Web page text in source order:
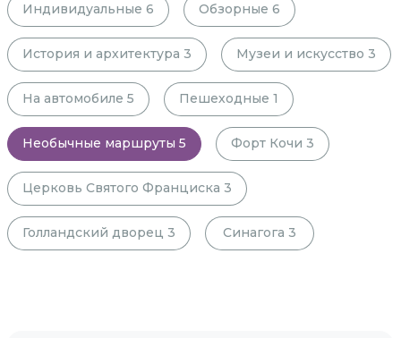
Индивидуальные 6 Обзорные 6
История и архитектура 3 Музеи и искусство 3
На автомобиле 5 Пешеходные 1
Необычные маршруты 5 Форт Кочи 3
Церковь Святого Франциска 3
Голландский дворец 3 Синагога 3